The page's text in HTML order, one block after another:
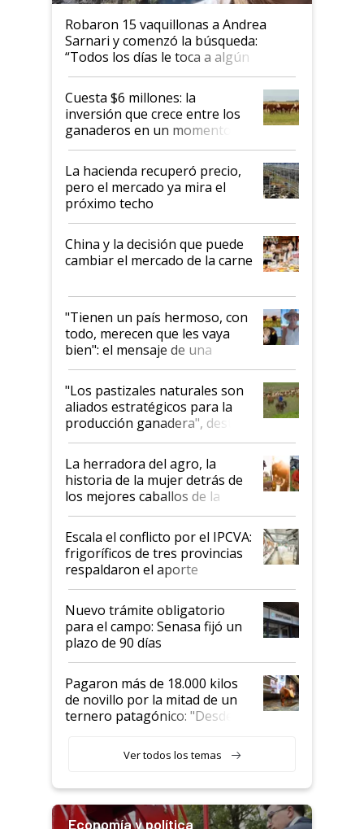
Robaron 15 vaquillonas a Andrea
Sarnari y comenzó la búsqueda:
“Todos los días le toca a algún
productor”
Cuesta $6 millones: la
inversión que crece entre los
ganaderos en un momento
histórico para la actividad
La hacienda recuperó precio,
pero el mercado ya mira el
próximo techo
China y la decisión que puede
cambiar el mercado de la carne
"Tienen un país hermoso, con
todo, merecen que les vaya
bien": el mensaje de una
ganadera uruguaya sobre las
oportunidades que se abren
para el agro en Argentina, con
foco en la carne
"Los pastizales naturales son
aliados estratégicos para la
producción ganadera", destaca
la iniciativa que ya reúne a 46
establecimientos en Argentina
La herradora del agro, la
historia de la mujer detrás de
los mejores caballos de la
Argentina y los mitos que
todavía hacen sufrir a estos
animales: "Mientras me
descalificaban, yo seguí
haciendo currículum"
Escala el conflicto por el IPCVA:
frigoríficos de tres provincias
respaldaron el aporte
obligatorio
Nuevo trámite obligatorio
para el campo: Senasa fijó un
plazo de 90 días
Pagaron más de 18.000 kilos
de novillo por la mitad de un
ternero patagónico: "Desde
llamar la atención"
Ver todos los temas
Economía y política